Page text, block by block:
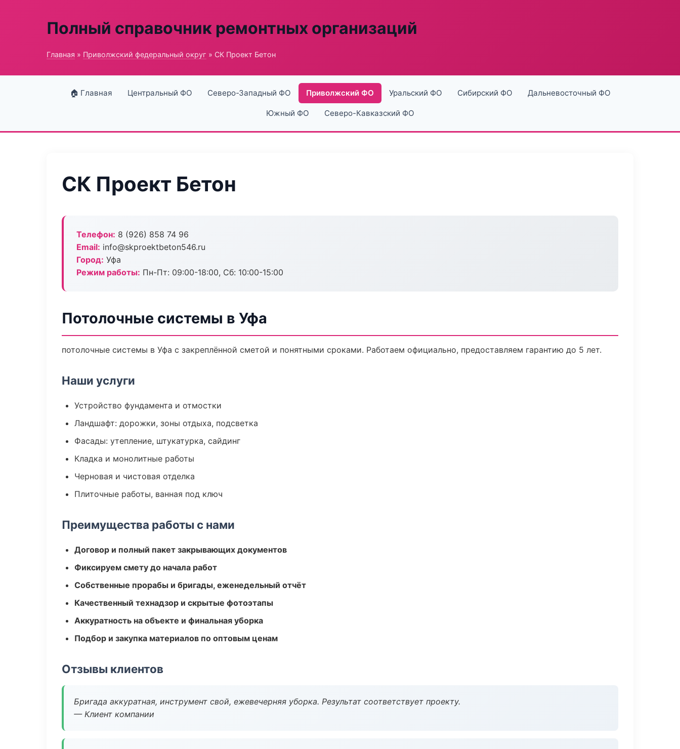
Полный справочник ремонтных организаций
Главная » Приволжский федеральный округ » СК Проект Бетон
🏠 Главная Центральный ФО Северо-Западный ФО Приволжский ФО Уральский ФО Сибирский ФО Дальневосточный ФО
Южный ФО Северо-Кавказский ФО
СК Проект Бетон
Телефон: 8 (926) 858 74 96
Email: info@skproektbeton546.ru
Город: Уфа
Режим работы: Пн-Пт: 09:00-18:00, Сб: 10:00-15:00
Потолочные системы в Уфа
потолочные системы в Уфа с закреплённой сметой и понятными сроками. Работаем официально, предоставляем гарантию до 5 лет.
Наши услуги
Устройство фундамента и отмостки
Ландшафт: дорожки, зоны отдыха, подсветка
Фасады: утепление, штукатурка, сайдинг
Кладка и монолитные работы
Черновая и чистовая отделка
Плиточные работы, ванная под ключ
Преимущества работы с нами
Договор и полный пакет закрывающих документов
Фиксируем смету до начала работ
Собственные прорабы и бригады, еженедельный отчёт
Качественный технадзор и скрытые фотоэтапы
Аккуратность на объекте и финальная уборка
Подбор и закупка материалов по оптовым ценам
Отзывы клиентов
Бригада аккуратная, инструмент свой, ежевечерняя уборка. Результат соответствует проекту.
— Клиент компании